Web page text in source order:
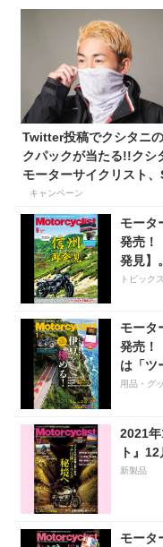
Twitter投稿でクシタニ
クパックが当たる!!クシ
モーターサイクリスト、
キャンペーンを10月1日
日まで実施中
キャンペーン
モータ
発売！
発見】
イター
トピックス,
モータ
発売！
は「ツ
用品・グ
2021
ト』
新製品
モータ